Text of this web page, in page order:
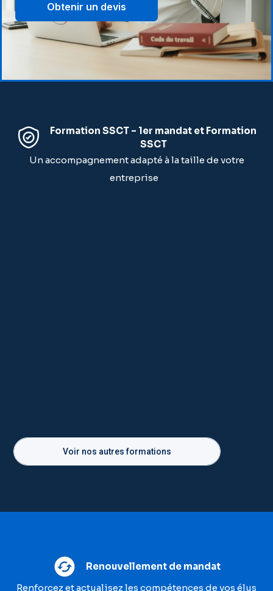
Obtenir un devis
Formation SSCT – 1er mandat et Formation
SSCT
Un accompagnement adapté à la taille de votre
entreprise
Voir nos autres formations
Renouvellement de mandat
Renforcez et actualisez les compétences de vos élus